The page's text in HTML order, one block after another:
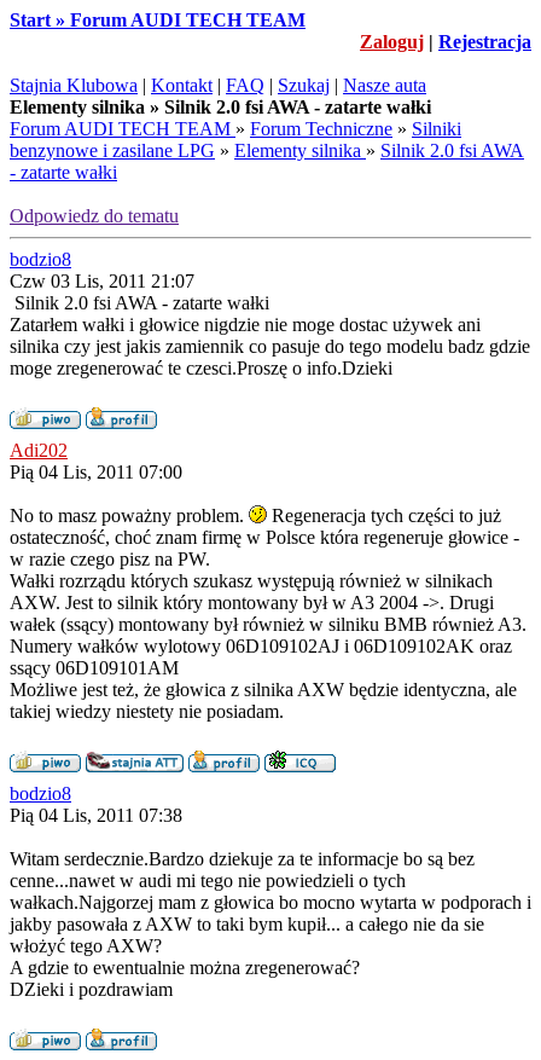
Start » Forum AUDI TECH TEAM
Zaloguj | Rejestracja
Stajnia Klubowa | Kontakt | FAQ | Szukaj | Nasze auta
Elementy silnika » Silnik 2.0 fsi AWA - zatarte wałki
Forum AUDI TECH TEAM » Forum Techniczne » Silniki
benzynowe i zasilane LPG » Elementy silnika » Silnik 2.0 fsi AWA
- zatarte wałki
Odpowiedz do tematu
bodzio8
Czw 03 Lis, 2011 21:07
Silnik 2.0 fsi AWA - zatarte wałki
Zatarłem wałki i głowice nigdzie nie moge dostac używek ani
silnika czy jest jakis zamiennik co pasuje do tego modelu badz gdzie
moge zregenerować te czesci.Proszę o info.Dzieki
Adi202
Pią 04 Lis, 2011 07:00
No to masz poważny problem.
Regeneracja tych części to już
ostateczność, choć znam firmę w Polsce która regeneruje głowice -
w razie czego pisz na PW.
Wałki rozrządu których szukasz występują również w silnikach
AXW. Jest to silnik który montowany był w A3 2004 ->. Drugi
wałek (ssący) montowany był również w silniku BMB również A3.
Numery wałków wylotowy 06D109102AJ i 06D109102AK oraz
ssący 06D109101AM
Możliwe jest też, że głowica z silnika AXW będzie identyczna, ale
takiej wiedzy niestety nie posiadam.
bodzio8
Pią 04 Lis, 2011 07:38
Witam serdecznie.Bardzo dziekuje za te informacje bo są bez
cenne...nawet w audi mi tego nie powiedzieli o tych
wałkach.Najgorzej mam z głowica bo mocno wytarta w podporach i
jakby pasowała z AXW to taki bym kupił... a całego nie da sie
włożyć tego AXW?
A gdzie to ewentualnie można zregenerować?
DZieki i pozdrawiam